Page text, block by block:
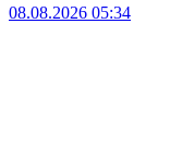
08.08.2026 05:34